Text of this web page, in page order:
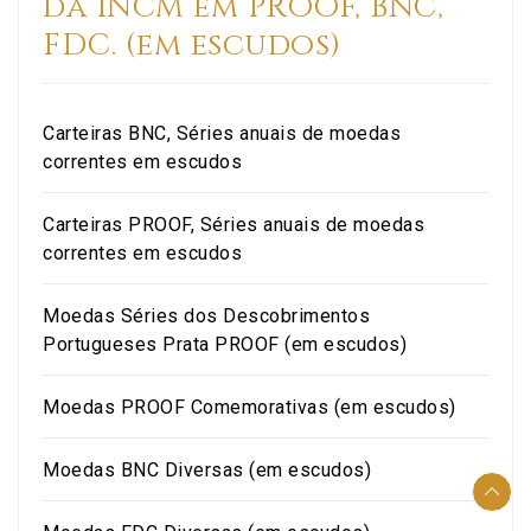
da história trágico-
marítima que se lhe
povo português sobre o
onde este medo é
Coins Portugal
KM#724a.
FDC. (em escudos)
Carteiras BNC, Séries anuais de moedas
correntes em escudos
Carteiras PROOF, Séries anuais de moedas
correntes em escudos
Moedas Séries dos Descobrimentos
Portugueses Prata PROOF (em escudos)
Moedas PROOF Comemorativas (em escudos)
Moedas BNC Diversas (em escudos)